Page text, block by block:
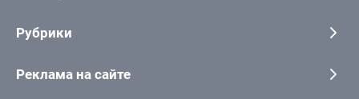
Рубрики
Реклама на сайте